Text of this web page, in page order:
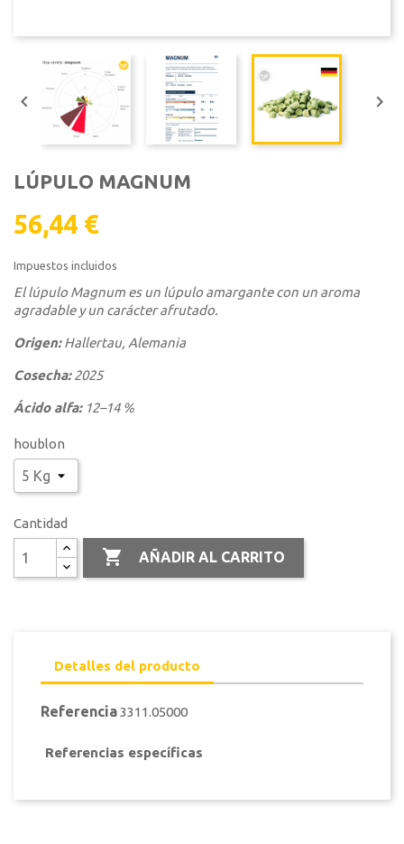
 
LÚPULO MAGNUM
56,44 €
Impuestos incluidos
El lúpulo Magnum es un lúpulo amargante con un aroma
agradable y un carácter afrutado.
Origen:Hallertau, Alemania
Cosecha:2025
Ácido alfa:12–14 %
houblon
Cantidad
 AÑADIR AL CARRITO
Detalles del producto
Referencia3311.05000
Referencias específicas